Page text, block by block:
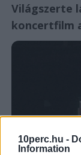
10perc.hu -
Information
Világszerte
koncertfilm